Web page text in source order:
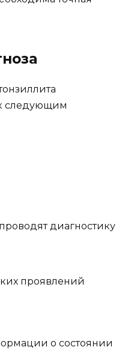
следующим
диагностику
проявлений
о состоянии